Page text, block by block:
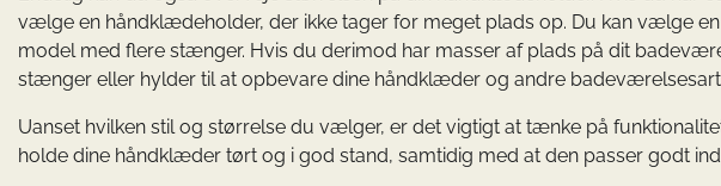
vælge en håndklædeholder, der ikke tager for meget plads op. Du kan vælge
model med flere stænger. Hvis du derimod har masser af plads på dit
stænger eller hylder til at opbevare dine håndklæder og andre
Uanset hvilken stil og størrelse du vælger, er det vigtigt at tænke på
holde dine håndklæder tørt og i god stand, samtidig med at den passer godt